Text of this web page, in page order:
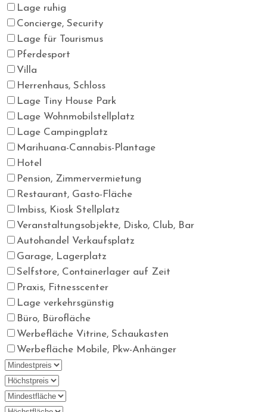
Lage ruhig
Concierge, Security
Lage für Tourismus
Pferdesport
Villa
Herrenhaus, Schloss
Lage Tiny House Park
Lage Wohnmobilstellplatz
Lage Campingplatz
Marihuana-Cannabis-Plantage
Hotel
Pension, Zimmervermietung
Restaurant, Gasto-Fläche
Imbiss, Kiosk Stellplatz
Veranstaltungsobjekte, Disko, Club, Bar
Autohandel Verkaufsplatz
Garage, Lagerplatz
Selfstore, Containerlager auf Zeit
Praxis, Fitnesscenter
Lage verkehrsgünstig
Büro, Bürofläche
Werbefläche Vitrine, Schaukasten
Werbefläche Mobile, Pkw-Anhänger